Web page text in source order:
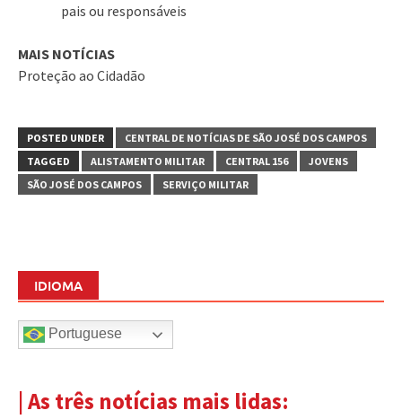
pais ou responsáveis
MAIS NOTÍCIAS
Proteção ao Cidadão
POSTED UNDER
CENTRAL DE NOTÍCIAS DE SÃO JOSÉ DOS CAMPOS
TAGGED
ALISTAMENTO MILITAR CENTRAL 156
JOVENS
SÃO JOSÉ DOS CAMPOS
SERVIÇO MILITAR
IDIOMA
Portuguese
| As três notícias mais lidas: